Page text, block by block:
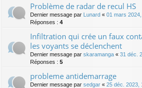
Problème de radar de recul HS
Dernier message par Lunard « 01 mars
Réponses : 4
Infiltration qui crée un faux
les voyants se déclenchent
Dernier message par skaramanga « 31 déc.
Réponses : 5
probleme antidemarrage
Dernier message par sedgar « 25 déc. 2023,